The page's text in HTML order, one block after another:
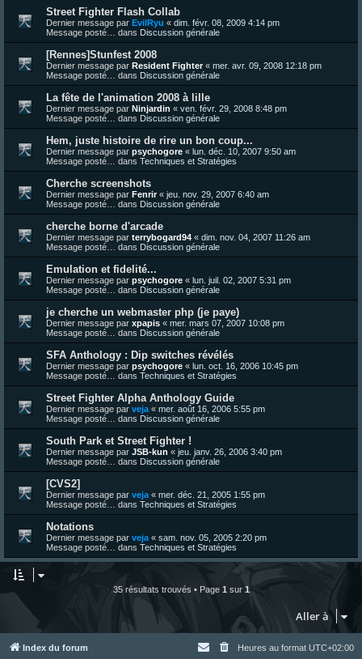
Street Fighter Flash Collab
Dernier message par EvilRyu « dim. févr. 08, 2009 4:14 pm
Message posté… dans Discussion générale
[Rennes]Stunfest 2008
Dernier message par Resident Fighter« mer. avr. 09, 2008 12:18 pm
Message posté… dans Discussion générale
La fête de l'animation 2008 à lille
Dernier message par Ninjardin « ven. févr. 29, 2008 8:48 pm
Message posté… dans Discussion générale
Hem, juste histoire de rire un bon coup...
Dernier message par psychogore « lun. déc. 10, 2007 9:50 am
Message posté… dans Techniques et Stratégies
Cherche screenshots
Dernier message par Fenrir« jeu. nov. 29, 2007 6:40 am
Message posté… dans Discussion générale
cherche borne d'arcade
Dernier message par terrybogard94 « dim. nov. 04, 2007 11:26 am
Message posté… dans Discussion générale
Emulation et fidelité...
Dernier message par psychogore « lun. juil. 02, 2007 5:31 pm
Message posté… dans Discussion générale
je cherche un webmaster php (je paye)
Dernier message par xpapis « mer. mars 07, 2007 10:08 pm
Message posté… dans Discussion générale
SFA Anthology : Dip switches révélés
Dernier message par psychogore « lun. oct. 16, 2006 10:45 pm
Message posté… dans Techniques et Stratégies
Street Fighter Alpha Anthology Guide
Dernier message par veja « mer. août 16, 2006 5:55 pm
Message posté… dans Discussion générale
South Park et Street Fighter !
Dernier message par JSB-kun « jeu. janv. 26, 2006 3:40 pm
Message posté… dans Discussion générale
[CVS2]
Dernier message par veja « mer. déc. 21, 2005 1:55 pm
Message posté… dans Techniques et Stratégies
Notations
Dernier message par veja « sam. nov. 05, 2005 2:20 pm
Message posté… dans Techniques et Stratégies
35 résultats trouvés • Page 1 sur 1
Aller à
Index du forum Heures au format UTC+02:00